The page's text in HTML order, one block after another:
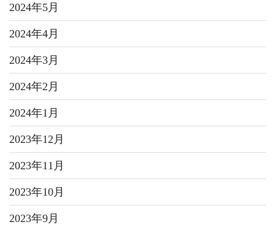
2024年5月
2024年4月
2024年3月
2024年2月
2024年1月
2023年12月
2023年11月
2023年10月
2023年9月